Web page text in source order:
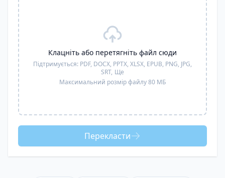
Клацніть або перетягніть файл сюди
Підтримується: PDF, DOCX, PPTX, XLSX, EPUB, PNG, JPG,
SRT, Ще
Максимальний розмір файлу 80 МБ
Перекласти